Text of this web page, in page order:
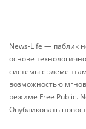
News-Life — паблик
основе
системы с
возможностью
режиме Free Public.
Опубликовать